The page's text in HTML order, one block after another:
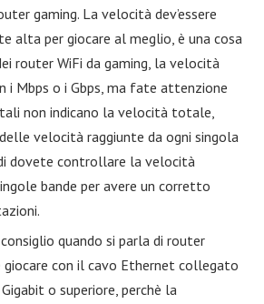
gaming. La velocità dev’essere
alta per giocare al meglio, è una cosa
router WiFi da gaming, la velocità
i Mbps o i Gbps, ma fate attenzione
non indicano la velocità totale,
velocità raggiunte da ogni singola
dovete controllare la velocità
bande per avere un corretto
quando si parla di router
giocare con il cavo Ethernet collegato
o superiore, perchè la